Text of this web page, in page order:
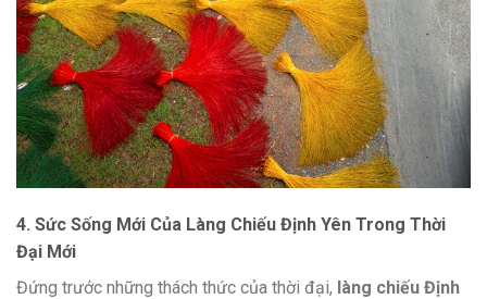
4. Sức Sống Mới Của Làng Chiếu Định Yên Trong Thời
Đại Mới
Đứng trước những thách thức của thời đại, làng chiếu Định